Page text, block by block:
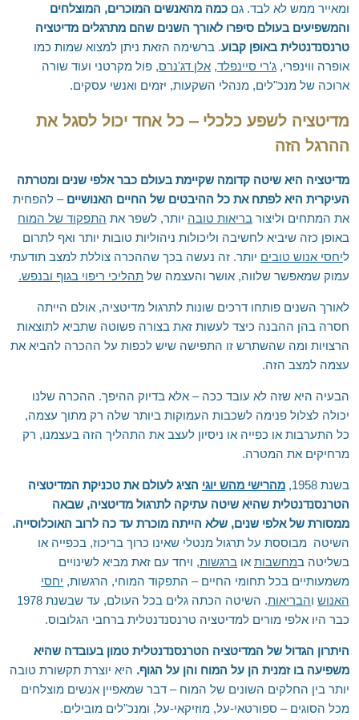
ומאייר ממש לא לבד. גם כמה מהאנשים המוכרים, המוצלחים
והמשפיעים בעולם סיפרו לאורך השנים שהם מתרגלים מדיטציה
טרנסנדנטלית באופן קבוע. ברשימה הזאת ניתן למצוא שמות כמו
אופרה ווינפרי, ג'רי סיינפלד, אלן דג'נרס, פול מקרטני ועוד שורה
ארוכה של מנכ"לים, מנהלי השקעות, יזמים ואנשי עסקים.
מדיטציה לשפע כלכלי – כל אחד יכול לסגל את
ההרגל הזה
מדיטציה היא שיטה קדומה שקיימת בעולם כבר אלפי שנים ומטרתה
העיקרית היא לפתח את כל ההיבטים של החיים האנושיים – להפחית
את המתחים וליצור בריאות טובה יותר, לשפר את התפקוד של המוח
באופן כזה שיביא לחשיבה וליכולות ניהוליות טובות יותר ואף לתרום
ליחסי אנוש טובים יותר. זה נעשה בכך שההכרה צוללת למצב תודעתי
עמוק שמאפשר שלווה, אושר והעצמה של תהליכי ריפוי בגוף ובנפש.
לאורך השנים פותחו דרכים שונות לתרגול מדיטציה, אולם הייתה
חסרה בהן ההבנה כיצד לעשות זאת בצורה פשוטה שתביא לתוצאות
הרצויות ומה שהשתרש זו התפישה שיש לכפות על ההכרה להביא את
עצמה למצב הזה.
הבעיה היא שזה לא עובד ככה – אלא בדיוק ההיפך. ההכרה שלנו
יכולה לצלול פנימה לשכבות העמוקות ביותר שלה רק מתוך עצמה,
כל התערבות או כפייה או ניסיון לעצב את התהליך הזה בעצמנו, רק
מרחיקים את המטרה.
בשנת 1958, מהרישי מהש יוגי הציג לעולם את טכניקת המדיטציה
הטרנסנדנטלית שהיא שיטה עתיקה לתרגול מדיטציה, שבאה
ממסורת של אלפי שנים, שלא הייתה מוכרת עד כה לרוב האוכלוסייה.
השיטה מבוססת על תרגול מנטלי שאינו כרוך בריכוז, בכפייה או
בשליטה במחשבות או ברגשות, ויחד עם זאת מביא לשינויים
משמעותיים בכל תחומי החיים – התפקוד המוחי, הרגשות, יחסי
האנוש והבריאות
. השיטה הכתה גלים בכל העולם, עד שבשנת 1978
כבר היו אלפי מורים למדיטציה טרנסנדנטלית ברחבי הגלובוס.
היתרון הגדול של המדיטציה הטרנסנדנטלית טמון בעובדה שהיא
משפיעה בו זמנית הן על המוח והן על הגוף. היא יוצרת תקשורת טובה
יותר בין החלקים השונים של המוח – דבר שמאפיין אנשים מוצלחים
מכל הסוגים – ספורטאי-על, מוזיקאי-על, ומנכ"לים מובילים.